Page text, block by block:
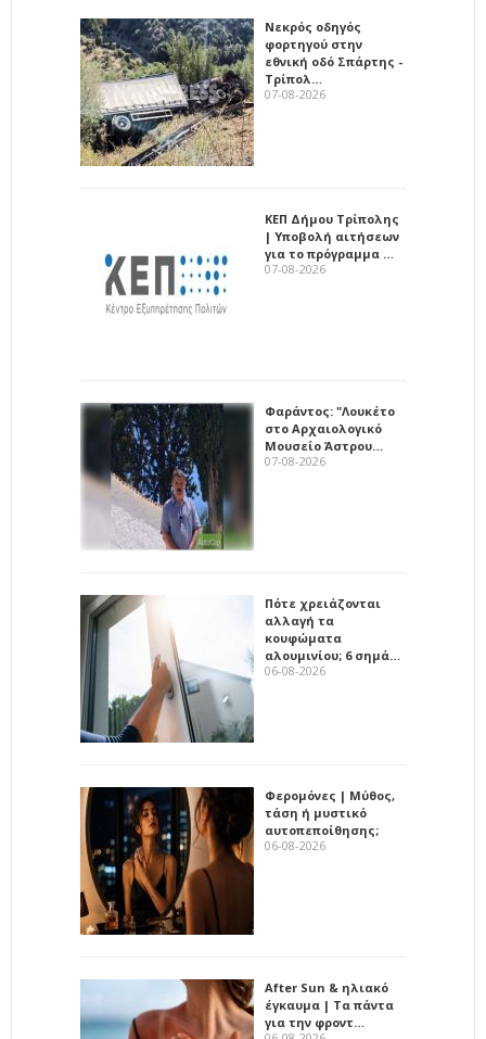
Νεκρός οδηγός
φορτηγού στην
εθνική οδό Σπάρτης -
Τρίπολ…
07-08-2026
ΚΕΠ Δήμου Τρίπολης
| Υποβολή αιτήσεων
για το πρόγραμμα …
07-08-2026
Φαράντος: "Λουκέτο
στο Αρχαιολογικό
Μουσείο Άστρου…
07-08-2026
Πότε χρειάζονται
αλλαγή τα
κουφώματα
αλουμινίου; 6 σημά…
06-08-2026
Φερομόνες | Μύθος,
τάση ή μυστικό
αυτοπεποίθησης;
06-08-2026
After Sun & ηλιακό
έγκαυμα | Τα πάντα
για την φροντ…